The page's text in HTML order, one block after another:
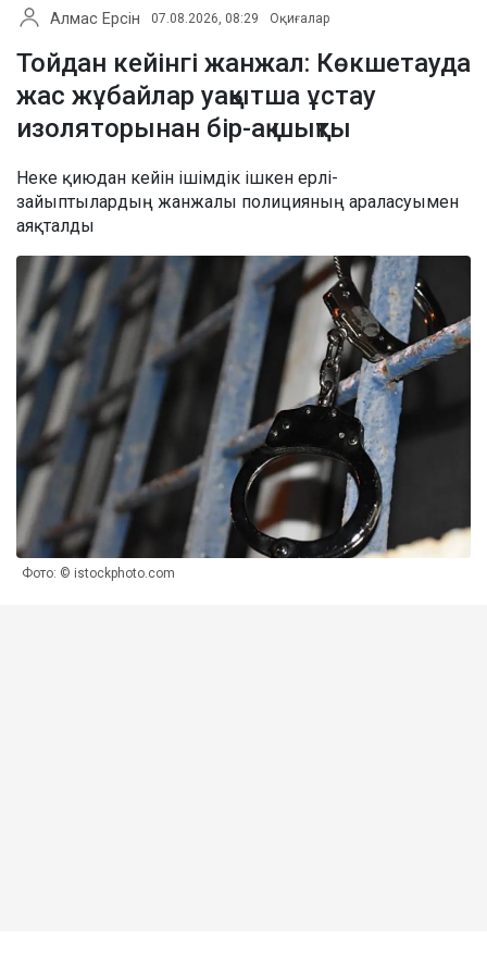
Алмас Ерсін 07.08.2026, 08:29 Оқиғалар
Тойдан кейінгі жанжал: Көкшетауда
жас жұбайлар уақытша ұстау
изоляторынан бір-ақ шықты
Неке қиюдан кейін ішімдік ішкен ерлі-
зайыптылардың жанжалы полицияның араласуымен
аяқталды
Фото: © istockphoto.com